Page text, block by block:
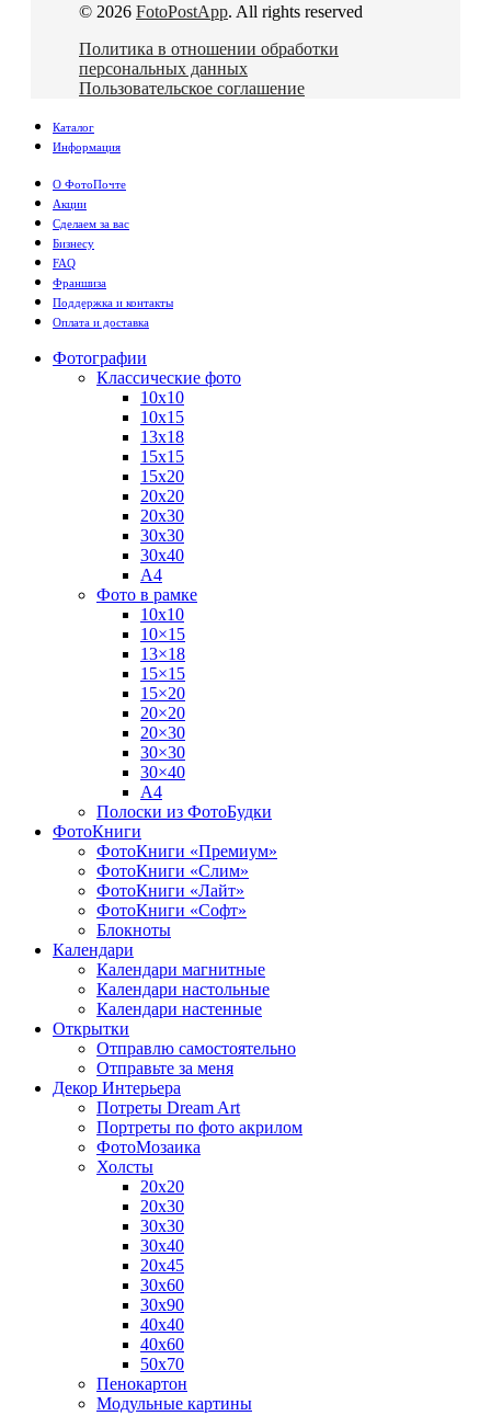
© 2026 FotoPostApp. All rights reserved
Политика в отношении обработки
персональных данных
Пользовательское соглашение
Каталог
Информация
О ФотоПочте
Акции
Сделаем за вас
Бизнесу
FAQ
Франшиза
Поддержка и контакты
Оплата и доставка
Фотографии
Классические фото
10х10
10х15
13х18
15х15
15х20
20х20
20х30
30х30
30х40
А4
Фото в рамке
10х10
10×15
13×18
15×15
15×20
20×20
20×30
30×30
30×40
A4
Полоски из ФотоБудки
ФотоКниги
ФотоКниги «Премиум»
ФотоКниги «Слим»
ФотоКниги «Лайт»
ФотоКниги «Софт»
Блокноты
Календари
Календари магнитные
Календари настольные
Календари настенные
Открытки
Отправлю самостоятельно
Отправьте за меня
Декор Интерьера
Потреты Dream Art
Портреты по фото акрилом
ФотоМозаика
Холсты
20х20
20х30
30х30
30х40
20х45
30х60
30х90
40х40
40х60
50х70
Пенокартон
Модульные картины